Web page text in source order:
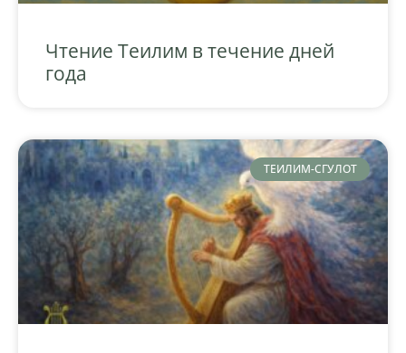
Чтение Теилим в течение дней
года
ТЕИЛИМ-СГУЛОТ